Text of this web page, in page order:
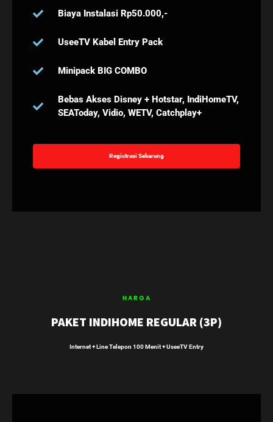
Biaya Instalasi Rp50.000,-
UseeTV Kabel Entry Pack
Minipack BIG COMBO
Bebas Akses Disney + Hotstar, IndiHomeTV,
SEAToday, Vidio, WETV, Catchplay+
Registrasi Sekarang
HARGA
PAKET INDIHOME REGULAR (3P)
Internet + Line Telepon 100 Menit + UseeTV Entry